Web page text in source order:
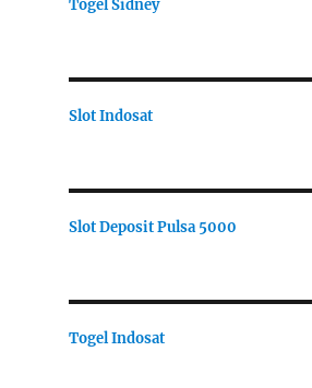
Togel Sidney
Slot Indosat
Slot Deposit Pulsa 5000
Togel Indosat